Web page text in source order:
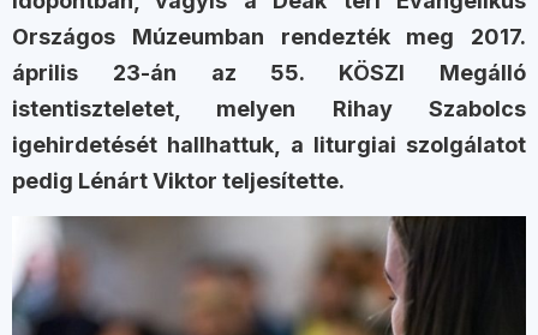
Országos Múzeumban rendezték meg 2017.
április 23-án az 55. KÖSZI Megálló
istentiszteletet, melyen Rihay Szabolcs
igehirdetését hallhattuk, a liturgiai szolgálatot
pedig Lénárt Viktor teljesítette.